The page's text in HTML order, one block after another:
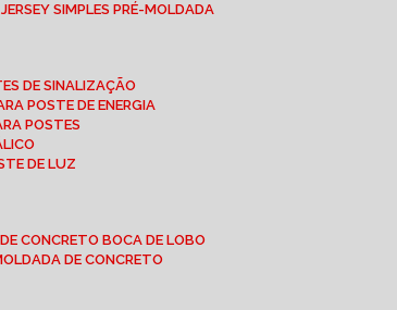
JERSEY SIMPLES PRÉ-MOLDADA
DE SINALIZAÇÃO
POSTE DE ENERGIA
POSTES
DE LUZ
DE CONCRETO BOCA DE LOBO
DE CONCRETO